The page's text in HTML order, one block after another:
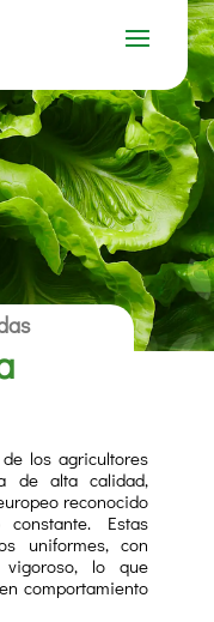
los agricultores
de alta calidad,
reconocido
Estas
uniformes, con
vigoroso, lo que
comportamiento